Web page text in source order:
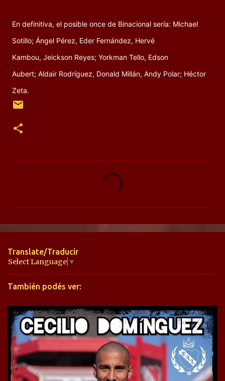
En definitiva, el posible once de Binacional sería: Michael
Sotillo; Ángel Pérez, Eder Fernández, Hervé
Kambou, Jeickson Reyes; Yorkman Tello, Edson
Aubert; Aldair Rodríguez, Donald Millán, Andy Polar; Héctor
Zeta.
n
a
r
i
s
Translate/Traducir
Select Language ▼
También podés ver: